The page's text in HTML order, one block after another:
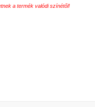
a termék valódi színétől!